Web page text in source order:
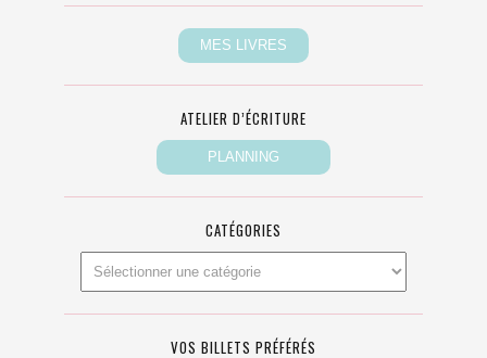
ATELIER D’ÉCRITURE
CATÉGORIES
VOS BILLETS PRÉFÉRÉS